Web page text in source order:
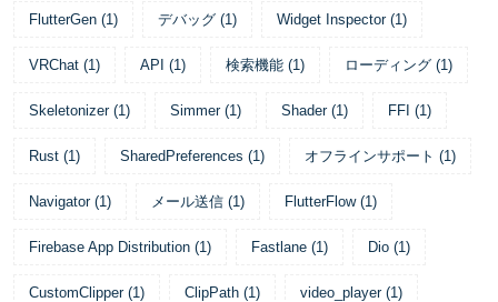
FlutterGen (1) デバッグ (1) Widget Inspector (1)
VRChat (1) API (1) 検索機能 (1) ローディング (1)
Skeletonizer (1) Simmer (1) Shader (1) FFI (1)
Rust (1) SharedPreferences (1) オフラインサポート (1)
Navigator (1) メール送信 (1) FlutterFlow (1)
Firebase App Distribution (1) Fastlane (1) Dio (1)
CustomClipper (1) ClipPath (1) video_player (1)